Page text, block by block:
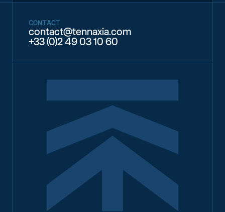
CONTACT
contact@tennaxia.com
+33 (0)2 49 03 10 60